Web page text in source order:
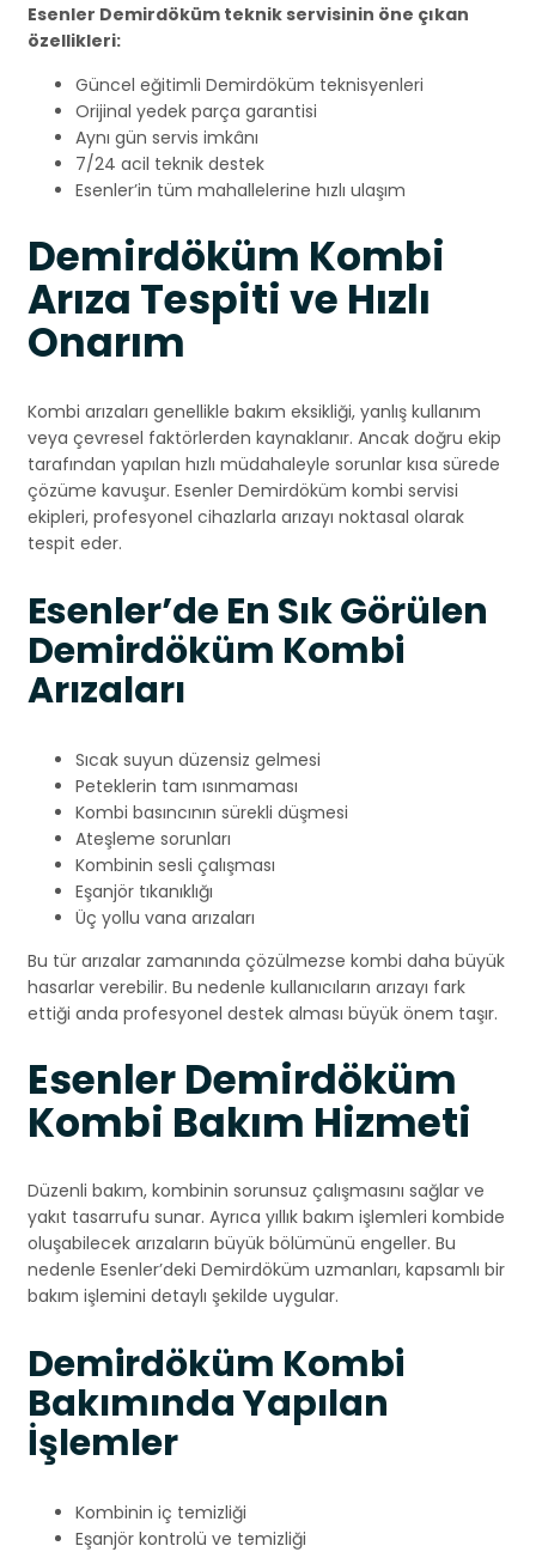
Esenler Demirdöküm teknik servisinin öne çıkan
özellikleri:
Güncel eğitimli Demirdöküm teknisyenleri
Orijinal yedek parça garantisi
Aynı gün servis imkânı
7/24 acil teknik destek
Esenler’in tüm mahallelerine hızlı ulaşım
Demirdöküm Kombi
Arıza Tespiti ve Hızlı
Onarım
Kombi arızaları genellikle bakım eksikliği, yanlış kullanım
veya çevresel faktörlerden kaynaklanır. Ancak doğru ekip
tarafından yapılan hızlı müdahaleyle sorunlar kısa sürede
çözüme kavuşur. Esenler Demirdöküm kombi servisi
ekipleri, profesyonel cihazlarla arızayı noktasal olarak
tespit eder.
Esenler’de En Sık Görülen
Demirdöküm Kombi
Arızaları
Sıcak suyun düzensiz gelmesi
Peteklerin tam ısınmaması
Kombi basıncının sürekli düşmesi
Ateşleme sorunları
Kombinin sesli çalışması
Eşanjör tıkanıklığı
Üç yollu vana arızaları
Bu tür arızalar zamanında çözülmezse kombi daha büyük
hasarlar verebilir. Bu nedenle kullanıcıların arızayı fark
ettiği anda profesyonel destek alması büyük önem taşır.
Esenler Demirdöküm
Kombi Bakım Hizmeti
Düzenli bakım, kombinin sorunsuz çalışmasını sağlar ve
yakıt tasarrufu sunar. Ayrıca yıllık bakım işlemleri kombide
oluşabilecek arızaların büyük bölümünü engeller. Bu
nedenle Esenler’deki Demirdöküm uzmanları, kapsamlı bir
bakım işlemini detaylı şekilde uygular.
Demirdöküm Kombi
Bakımında Yapılan
İşlemler
Kombinin iç temizliği
Eşanjör kontrolü ve temizliği